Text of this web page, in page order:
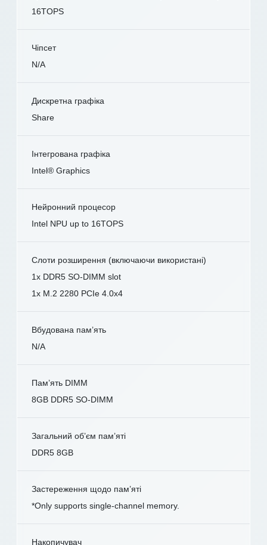
16TOPS
Чіпсет
N/A
Дискретна графіка
Share
Інтегрована графіка
Intel® Graphics
Нейронний процесор
Intel NPU up to 16TOPS
Слоти розширення (включаючи використані)
1x DDR5 SO-DIMM slot
1x M.2 2280 PCIe 4.0x4
Вбудована пам’ять
N/A
Пам’ять DIMM
8GB DDR5 SO-DIMM
Загальний об’єм пам’яті
DDR5 8GB
Застереження щодо пам’яті
*Only supports single-channel memory.
Накопичувач